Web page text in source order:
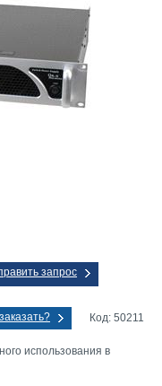
запрос
Код: 50211
использования в